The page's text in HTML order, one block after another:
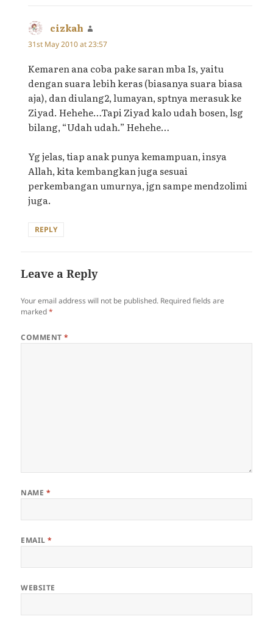
cizkah
31st May 2010 at 23:57
Kemaren ana coba pake saran mba Is, yaitu
dengan suara lebih keras (biasanya suara biasa
aja), dan diulang2, lumayan, sptnya merasuk ke
Ziyad. Hehehe…Tapi Ziyad kalo udah bosen, lsg
bilang, “Udah udah.” Hehehe…
Yg jelas, tiap anak punya kemampuan, insya
Allah, kita kembangkan juga sesuai
perkembangan umurnya, jgn sampe mendzolimi
juga.
REPLY
Leave a Reply
Your email address will not be published. Required fields are
marked*
COMMENT*
NAME *
EMAIL*
WEBSITE